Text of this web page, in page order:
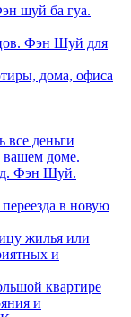
шуй ба гуа.
Фэн Шуй для
дома, офиса
деньги
доме.
Фэн Шуй.
в новую
жилья или
и
квартире
и